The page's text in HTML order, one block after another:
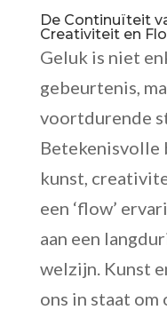
De Continuïteit
Creativiteit en
Geluk is niet
gebeurtenis,
voortdurende
Betekenisvolle
kunst,
een ‘flow’
aan een
welzijn. Kunst
ons in staat